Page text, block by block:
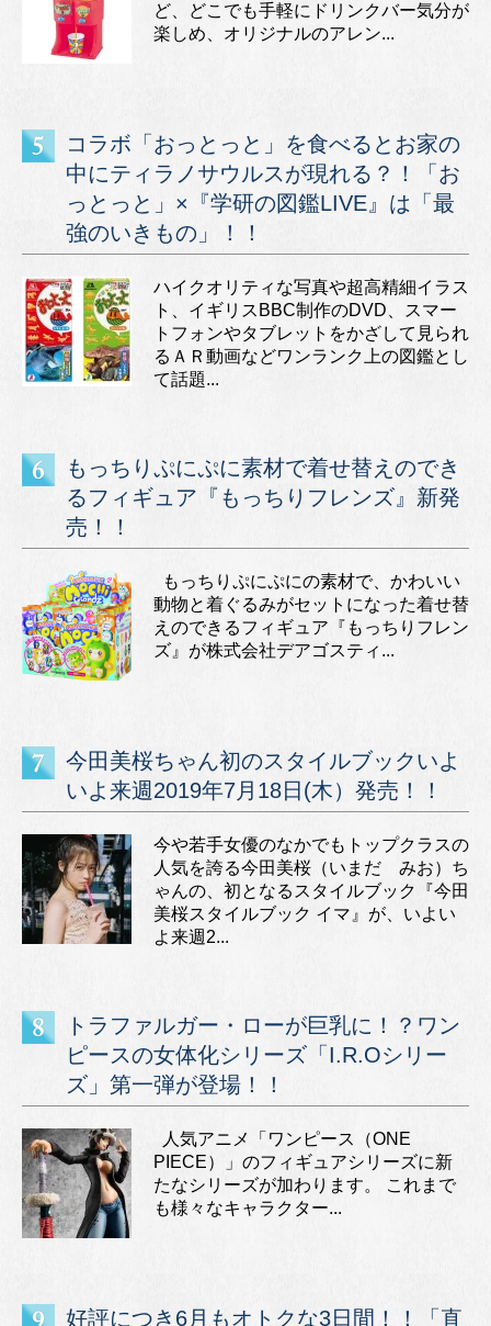
ど、どこでも手軽にドリンクバー気分が
楽しめ、オリジナルのアレン...
コラボ「おっとっと」を食べるとお家の
中にティラノサウルスが現れる？！「お
っとっと」×『学研の図鑑LIVE』は「最
強のいきもの」！！
ハイクオリティな写真や超高精細イラス
ト、イギリスBBC制作のDVD、スマー
トフォンやタブレットをかざして見られ
るＡＲ動画などワンランク上の図鑑とし
て話題...
もっちりぷにぷに素材で着せ替えのでき
るフィギュア『もっちりフレンズ』新発
売！！
もっちりぷにぷにの素材で、かわいい
動物と着ぐるみがセットになった着せ替
えのできるフィギュア『もっちりフレン
ズ』が株式会社デアゴスティ...
今田美桜ちゃん初のスタイルブックいよ
いよ来週2019年7月18日(木）発売！！
今や若手女優のなかでもトップクラスの
人気を誇る今田美桜（いまだ みお）ち
ゃんの、初となるスタイルブック『今田
美桜スタイルブック イマ』が、いよい
よ来週2...
トラファルガー・ローが巨乳に！？ワン
ピースの女体化シリーズ「I.R.Oシリー
ズ」第一弾が登場！！
人気アニメ「ワンピース（ONE
PIECE）」のフィギュアシリーズに新
たなシリーズが加わります。 これまで
も様々なキャラクター...
好評につき6月もオトクな3日間！！「直